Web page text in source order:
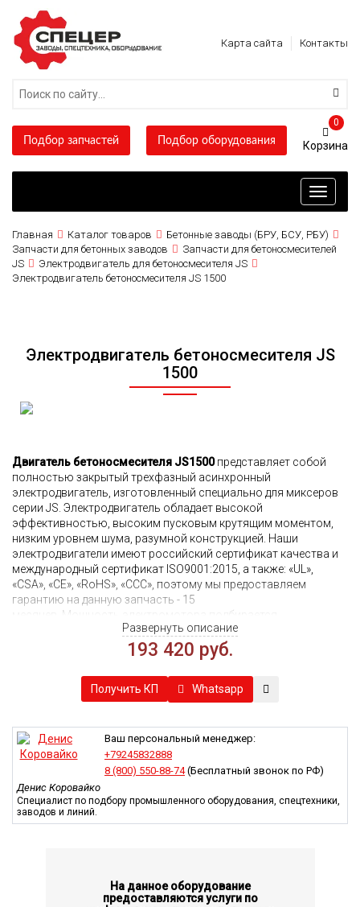
Карта сайта Контакты
Подбор запчастей Подбор оборудования
0
Toggle
Главная Каталог товаров
Бетонные заводы (БРУ, БСУ, РБУ)
Запчасти для бетонных заводов
Запчасти для бетоносмесителей
JS
Электродвигатель для бетоносмесителя JS
Электродвигатель бетоносмесителя JS 1500
Электродвигатель бетоносмесителя JS
1500
Двигатель бетоносмесителя JS1500представляет собой
полностью закрытый трехфазный асинхронный
электродвигатель, изготовленный специально для миксеров
серии JS. Электродвигатель обладает высокой
эффективностью, высоким пусковым крутящим моментом,
низким уровнем шума, разумной конструкцией. Наши
электродвигатели имеют российский сертификат качества и
международный сертификат ISO9001:2015, а также: «UL»,
«CSA», «CE», «RoHS», «CCC», поэтому мы предоставляем
гарантию на данную запчасть - 15
Мощность электромотора подбирается
индивидуально и зависит от рекомендаций завода-
производителя, который произвел конкретный смеситель. Для
миксера JS1500, чаще всего, это 60 киловаттный мотор, но
бывают и исключения. Верно подобрать и купить двигатель
для бетоносмесителя JS китайского производства помогут
наши специалисты, просто нажмите кнопку "сделать заявку"
Развернуть описание
193 420 руб.
Получить КП Whatsapp
Ваш персональный менеджер:
+79245832888
8 (800) 550-88-74(Бесплатный звонок по РФ)
Денис Коровайко
Специалист по подбору промышленного оборудования, спецтехники,
заводов и линий.
На данное оборудование
предоставляются услуги по